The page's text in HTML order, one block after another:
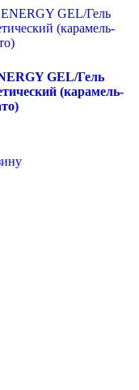
GEL/Гель
(карамель-